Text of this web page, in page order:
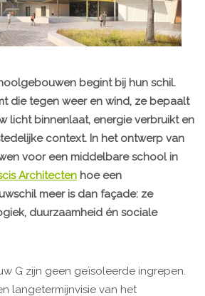
begint bij hun schil.
die tegen weer en wind, ze bepaalt
licht binnenlaat, energie verbruikt en
context. In het ontwerp van
voor een middelbare school in
Architecten hoe een
meer is dan façade: ze
duurzaamheid én sociale
G zijn geen geïsoleerde ingrepen.
langetermijnvisie van het